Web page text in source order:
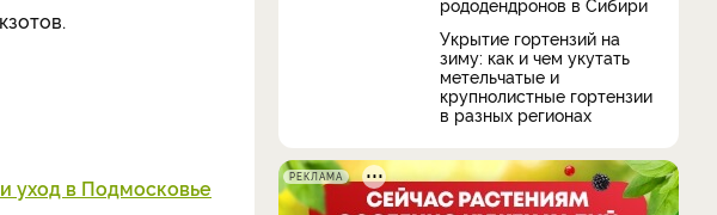
уход в Подмосковье
Укрытие гортензий на
зиму: как и чем укутать
метельчатые и
крупнолистные гортензии
в разных регионах
РЕКЛАМА